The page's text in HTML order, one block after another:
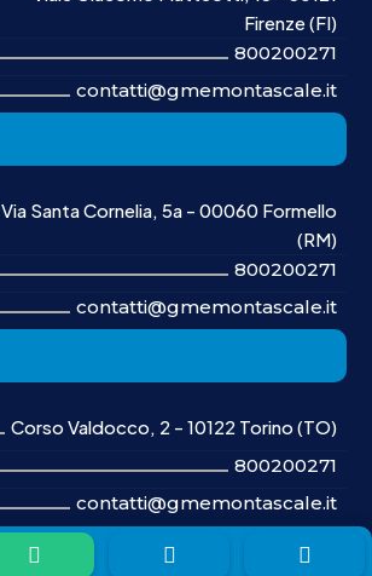
Firenze (FI)
800200271
contatti@gmemontascale.it
Via Santa Cornelia, 5a - 00060 Formello
(RM)
800200271
contatti@gmemontascale.it
Corso Valdocco, 2 - 10122 Torino (TO)
800200271
contatti@gmemontascale.it
  